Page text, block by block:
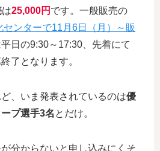
は25,000円 です。一般販売の
センターで11月6日（月）～販
日の9:30～17:30、先着にて
了となります。
、いま発表されているのは優
プ選手3名 とだけ。
分からないと申し込みにくそ